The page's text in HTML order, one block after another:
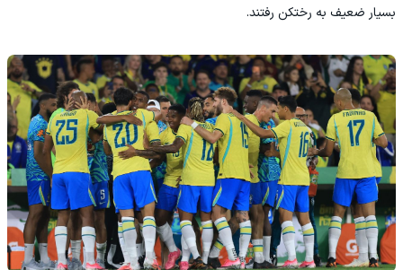
بسیار ضعیف به رختکن رفتند.